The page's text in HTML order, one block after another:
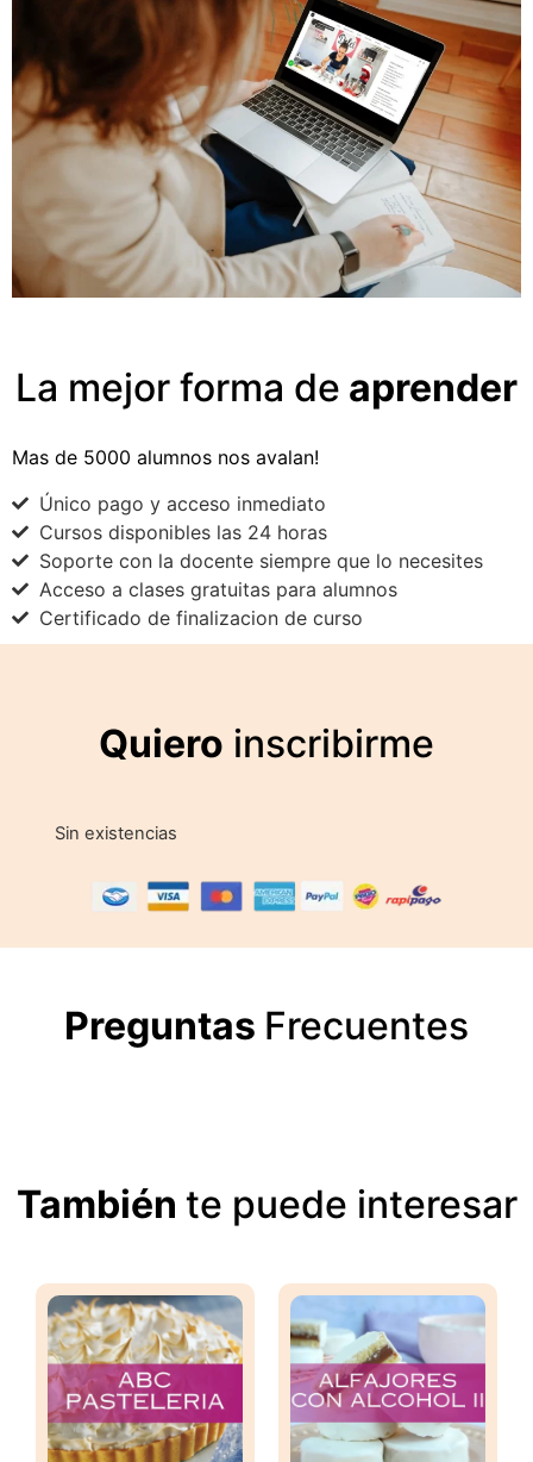
La mejor forma de aprender
Mas de 5000 alumnos nos avalan!
Único pago y acceso inmediato
Cursos disponibles las 24 horas
Soporte con la docente siempre que lo necesites
Acceso a clases gratuitas para alumnos
Certificado de finalizacion de curso
Quiero inscribirme
Sin existencias
Preguntas Frecuentes
También te puede interesar